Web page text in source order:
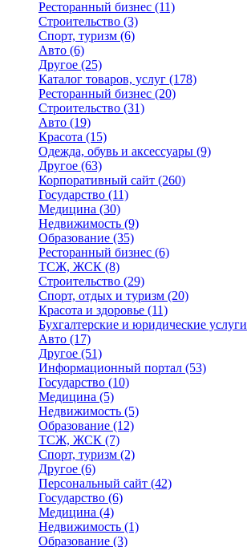
Ресторанный бизнес (11)
Строительство (3)
Спорт, туризм (6)
Авто (6)
Другое (25)
Каталог товаров, услуг (178)
Ресторанный бизнес (20)
Строительство (31)
Авто (19)
Красота (15)
Одежда, обувь и аксессуары (9)
Другое (63)
Корпоративный сайт (260)
Государство (11)
Медицина (30)
Недвижимость (9)
Образование (35)
Ресторанный бизнес (6)
ТСЖ, ЖСК (8)
Строительство (29)
Спорт, отдых и туризм (20)
Красота и здоровье (11)
Бухгалтерские и юридические услуги
Авто (17)
Другое (51)
Информационный портал (53)
Государство (10)
Медицина (5)
Недвижимость (5)
Образование (12)
ТСЖ, ЖСК (7)
Спорт, туризм (2)
Другое (6)
Персональный сайт (42)
Государство (6)
Медицина (4)
Недвижимость (1)
Образование (3)